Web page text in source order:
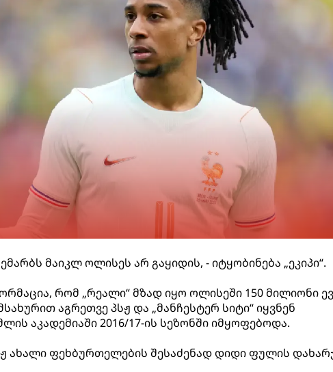
მაიკლ ოლისეს არ გაყიდის, - იტყობინება „ეკიპი“.
რომ „რეალი“ მზად იყო ოლისეში 150 მილიონი
აგრეთვე პსჟ და „მანჩესტერ სიტი“ იყვნენ
აკადემიაში 2016/17-ის სეზონში იმყოფებოდა.
ახალი ფეხბურთელების შესაძენად დიდი ფულის